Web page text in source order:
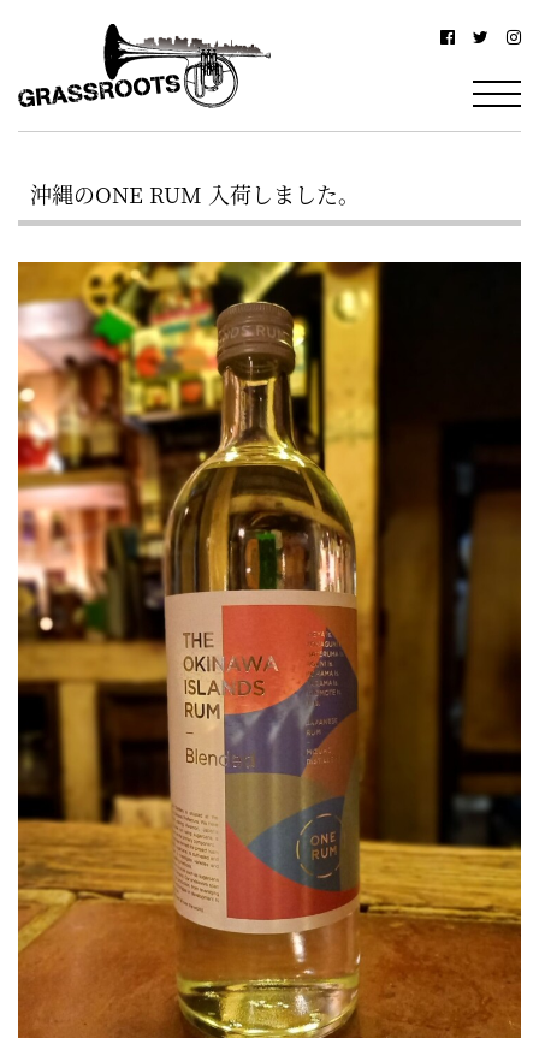
浜
グ
ス
ル
ー
ツ
–
YOKOHAMA
Grassroots
–
駅
北
西
口
か
ら
徒
歩
約
3
分・
鶴
屋
町
に
あ
る
ダ
イ
ニ
ン
グ
バ
ー
沖縄のONE RUM 入荷しました。